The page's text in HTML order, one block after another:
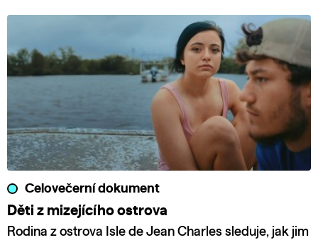
Celovečerní dokument
Děti z mizejícího ostrova
Rodina z ostrova Isle de Jean Charles sleduje, jak jim